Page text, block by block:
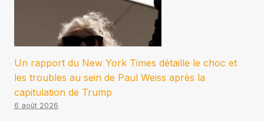
Un rapport du New York Times détaille le choc et
les troubles au sein de Paul Weiss après la
capitulation de Trump
6 août 2026